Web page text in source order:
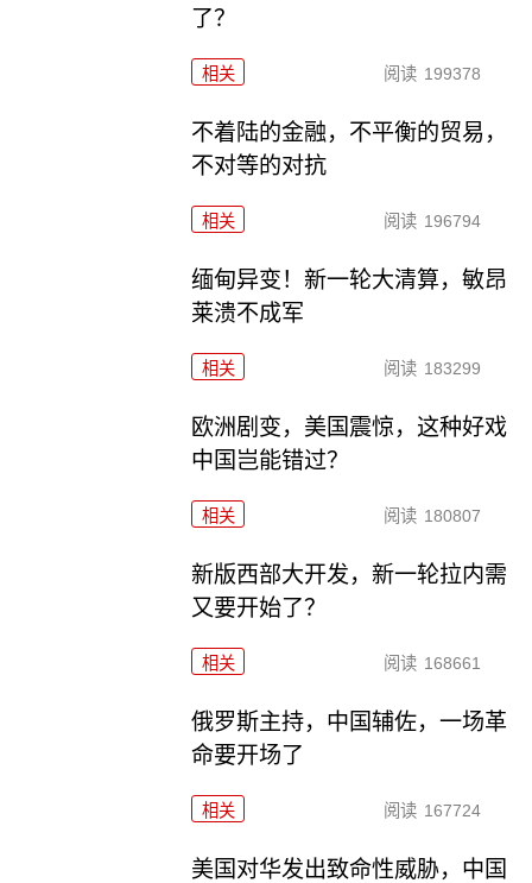
了？
相关 阅读 199378
不着陆的金融，不平衡的贸易，
不对等的对抗
相关 阅读 196794
缅甸异变！新一轮大清算，敏昂
莱溃不成军
相关 阅读 183299
欧洲剧变，美国震惊，这种好戏
中国岂能错过？
相关 阅读 180807
新版西部大开发，新一轮拉内需
又要开始了？
相关 阅读 168661
俄罗斯主持，中国辅佐，一场革
命要开场了
相关 阅读 167724
美国对华发出致命性威胁，中国